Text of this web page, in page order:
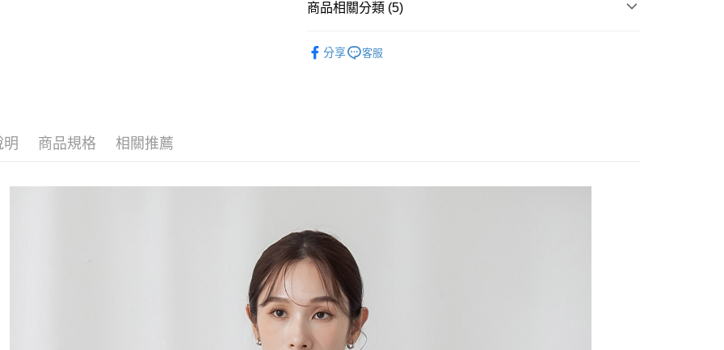
全家取貨付款
付款後全家取貨
每筆NT$80，滿NT$699(含以上)免運費
每筆NT$120，滿NT$699(含以上)免運費
國家/地區配送
商品相關分類 (5)
分享 客服
明 商品規格 相關推薦